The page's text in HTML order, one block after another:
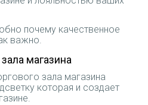
почему качественное
важно.
магазина
зала магазина
которая и создает